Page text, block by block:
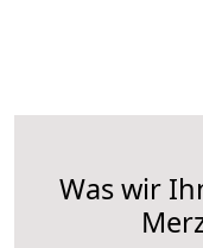
Was wir